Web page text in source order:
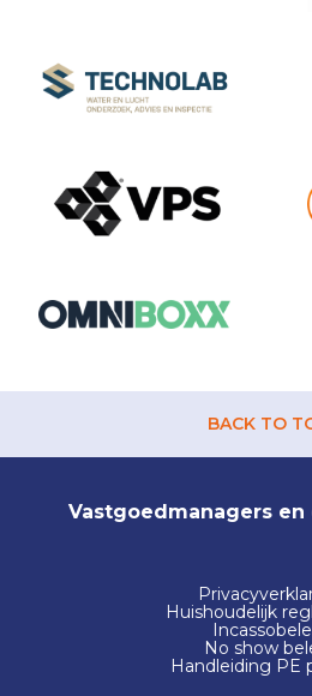
BACK TO
Vastgoedmanagers en
Huishoudelijk
No show
Handleiding PE